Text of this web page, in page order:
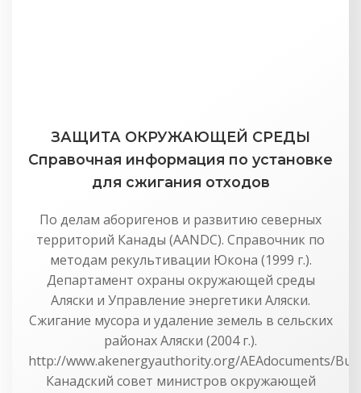
ЗАЩИТА ОКРУЖАЮЩЕЙ СРЕДЫ
Справочная информация по установке
для сжигания отходов
По делам аборигенов и развитию северных
территорий Канады (AANDC). Справочник по
методам рекультивации Юкона (1999 г.).
Департамент охраны окружающей среды
Аляски и Управление энергетики Аляски.
Сжигание мусора и удаление земель в сельских
районах Аляски (2004 г.).
http://www.akenergyauthority.org/AEAdocuments/
Канадский совет министров окружающей